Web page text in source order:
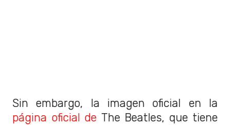
Sin embargo, la imagen oficial en la
página oficial de The Beatles, que tiene